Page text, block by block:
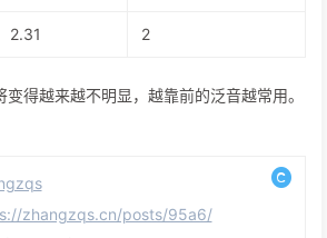
2.31 2
得越来越不明显，越靠前的泛音越常用。
zhangzqs.cn/posts/95a6/